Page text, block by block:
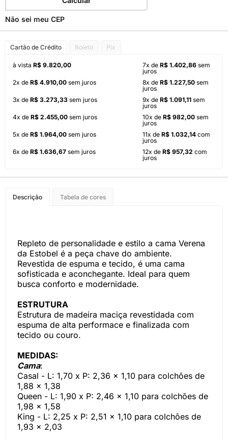
Não sei meu CEP
Cartão de Crédito Boleto Pix
à vista R$ 9.820,00
2x de R$ 4.910,00 sem juros
3x de R$ 3.273,33 sem juros
4x de R$ 2.455,00 sem juros
5x de R$ 1.964,00 sem juros
6x de R$ 1.636,67 sem juros
7x de R$ 1.402,86 sem
juros
8x de R$ 1.227,50 sem
juros
9x de R$ 1.091,11 sem
juros
10x de R$ 982,00 sem
juros
11x de R$ 1.032,14 com
juros
12x de R$ 957,32 com
juros
Descrição Tabela de cores
Repleto de personalidade e estilo a cama Verena
da Estobel é a peça chave do ambiente.
Revestida de espuma e tecido, é uma cama
sofisticada e aconchegante. Ideal para quem
busca conforto e modernidade.
ESTRUTURA
Estrutura de madeira maciça revestidada com
espuma de alta performace e finalizada com
tecido ou couro.
MEDIDAS:
Cama:
Casal - L: 1,70 x P: 2,36 x 1,10 para colchões de
1,88 x 1,38
Queen - L: 1,90 x P: 2,46 x 1,10 para colchões de
1,98 x 1,58
King - L: 2,25 x P: 2,51 x 1,10 para colchões de
1,93 x 2,03